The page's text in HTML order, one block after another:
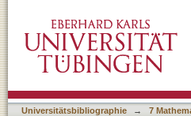
Universitätsbibliographie → 7